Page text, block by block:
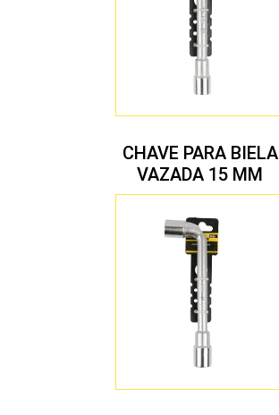
CHAVE PARA BIELA
VAZADA 15 MM